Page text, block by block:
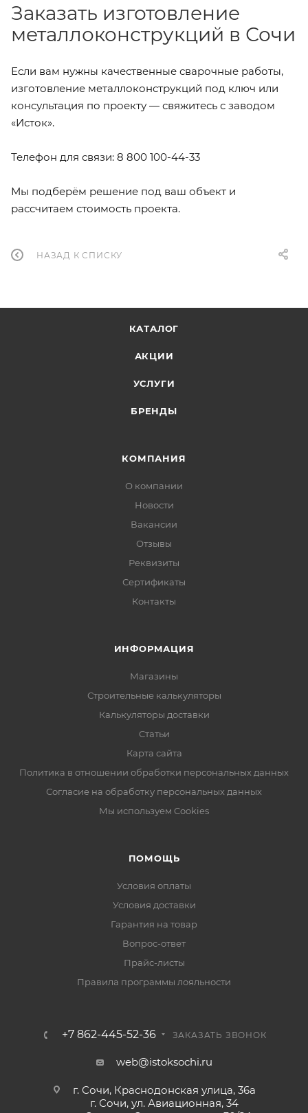
Заказать изготовление
металлоконструкций в Сочи
Если вам нужны качественные сварочные работы,
изготовление металлоконструкций под ключ или
консультация по проекту — свяжитесь с заводом
«Исток».
Телефон для связи: 8 800 100-44-33
Мы подберём решение под ваш объект и
рассчитаем стоимость проекта.
НАЗАД К СПИСКУ
КАТАЛОГ
АКЦИИ
УСЛУГИ
БРЕНДЫ
КОМПАНИЯ
О компании
Новости
Вакансии
Отзывы
Реквизиты
Сертификаты
Контакты
ИНФОРМАЦИЯ
Магазины
Строительные калькуляторы
Калькуляторы доставки
Статьи
Карта сайта
Политика в отношении обработки персональных данных
Согласие на обработку персональных данных
Мы используем Cookies
ПОМОЩЬ
Условия оплаты
Условия доставки
Гарантия на товар
Вопрос-ответ
Прайс-листы
Правила программы лояльности
+7 862-445-52-36 ЗАКАЗАТЬ ЗВОНОК
web@istoksochi.ru
г. Сочи, Краснодонская улица, 36а
г. Сочи, ул. Авиационная, 34